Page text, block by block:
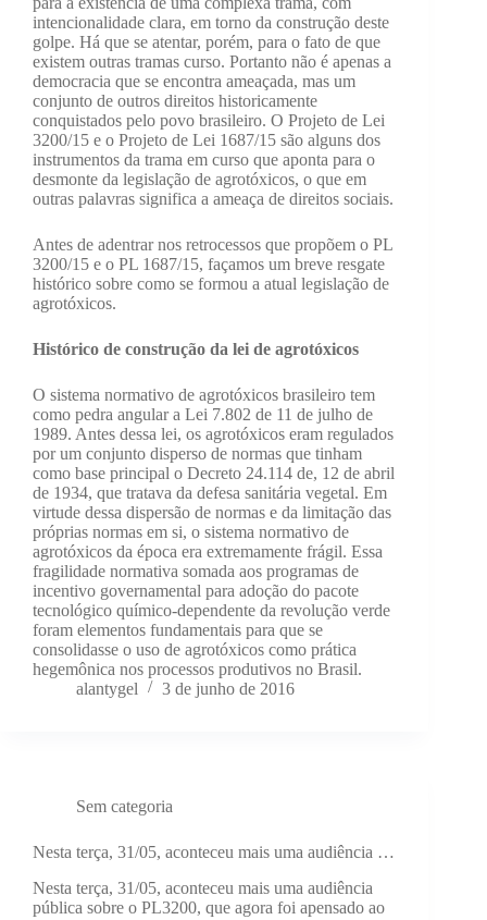
intencionalidade clara, em torno da construção deste
golpe. Há que se atentar, porém, para o fato de que
existem outras tramas curso. Portanto não é apenas a
democracia que se encontra ameaçada, mas um
conjunto de outros direitos historicamente
conquistados pelo povo brasileiro. O Projeto de Lei
3200/15 e o Projeto de Lei 1687/15 são alguns dos
instrumentos da trama em curso que aponta para o
desmonte da legislação de agrotóxicos, o que em
outras palavras significa a ameaça de direitos sociais.
Antes de adentrar nos retrocessos que propõem o PL
3200/15 e o PL 1687/15, façamos um breve resgate
histórico sobre como se formou a atual legislação de
agrotóxicos.
Histórico de construção da lei de agrotóxicos
O sistema normativo de agrotóxicos brasileiro tem
como pedra angular a Lei 7.802 de 11 de julho de
1989. Antes dessa lei, os agrotóxicos eram regulados
por um conjunto disperso de normas que tinham
como base principal o Decreto 24.114 de, 12 de abril
de 1934, que tratava da defesa sanitária vegetal. Em
virtude dessa dispersão de normas e da limitação das
próprias normas em si, o sistema normativo de
agrotóxicos da época era extremamente frágil. Essa
fragilidade normativa somada aos programas de
incentivo governamental para adoção do pacote
tecnológico químico-dependente da revolução verde
foram elementos fundamentais para que se
consolidasse o uso de agrotóxicos como prática
hegemônica nos processos produtivos no Brasil.
alantygel
3 de junho de 2016
Sem categoria
Nesta terça, 31/05, aconteceu mais uma audiência …
Nesta terça, 31/05, aconteceu mais uma audiência
pública sobre o PL3200, que agora foi apensado ao